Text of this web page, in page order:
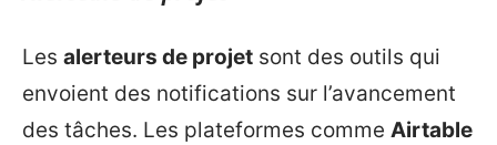
Les alerteurs de projet sont des outils qui
envoient des notifications sur l’avancement
des tâches. Les plateformes comme Airtable